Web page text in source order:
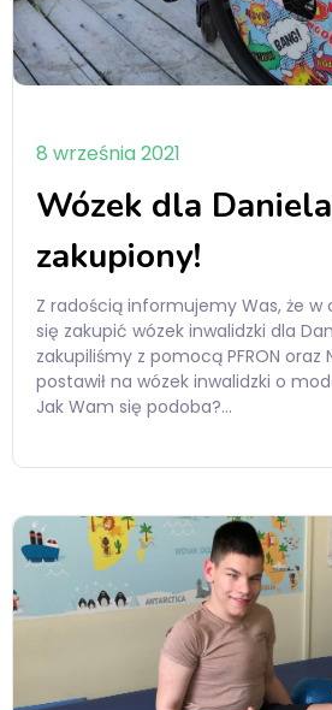
8 września 2021
Wózek dla Daniela
zakupiony!
Z radością informujemy Was, że w
się zakupić wózek inwalidzki dla
zakupiliśmy z pomocą PFRON oraz
postawił na wózek inwalidzki o
Jak Wam się podoba?…